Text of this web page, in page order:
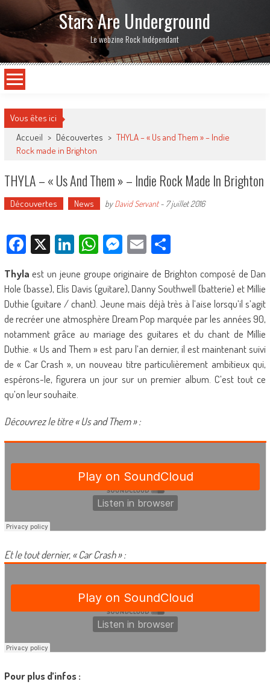
Stars Are Underground
Le webzine Rock Indépendant
Vous êtes ici
Accueil > Découvertes > THYLA – « Us and Them » – Indie
Rock made in Brighton
THYLA – « Us And Them » – Indie Rock Made In Brighton
Découvertes News byDavid Servant- 7 juillet 2016
Facebook
X LinkedIn
WhatsApp
Messenger
EmailPartager
Thyla est un jeune groupe originaire de Brighton composé de Dan
Hole (basse), Elis Davis (guitare), Danny Southwell (batterie) et Millie
Duthie (guitare / chant). Jeune mais déjà très à l’aise lorsqu’il s’agit
de recréer une atmosphère Dream Pop marquée par les années 90,
notamment grâce au mariage des guitares et du chant de Millie
Duthie. « Us and Them » est paru l’an dernier, il est maintenant suivi
de « Car Crash », un nouveau titre particulièrement ambitieux qui,
espérons-le, figurera un jour sur un premier album. C’est tout ce
qu’on leur souhaite.
Découvrez le titre « Us and Them » :
Et le tout dernier, « Car Crash » :
Pour plus d’infos :